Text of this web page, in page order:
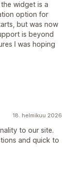
widget is a
option for
but was now
is beyond
I was hoping
18. helmikuu 2026
to our site.
and quick to